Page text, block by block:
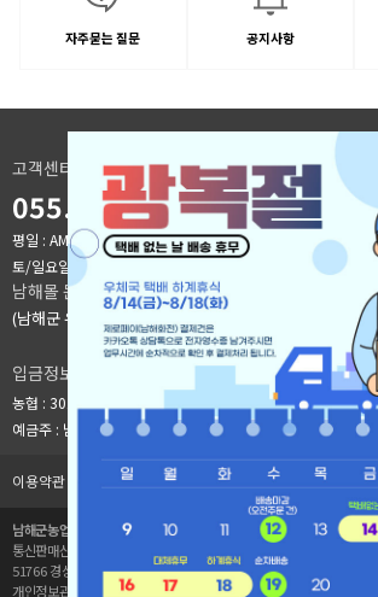
자주묻는 질문 공지사항
고객센터
055.241.9176
평일 : AM 9시 ~ PM 6시[점심시간]오전:12:00 ~ 오후:13:00
토/일요일, 공휴일 휴무(카카오 채널톡으로 문의 바랍니다)
남해몰 문의
(남해군 유통지원과) : 055-860-3912
입금정보
농협 : 301-0273-1080-21
예금주 : 남해군농업기술센터
이용약관 개인정보취급방침 공급사 로그인 1:1문의
남해군농업기술센터
사업자등록번호 : 614-83-00777
통신판매신고번호 : 제2020-경남남해-083호
51766 경상남도 남해군 이동면 남해대로 2449
대표자 : 류욱환
개인정보관리자 : 오지훈(leehoo767@korea.kr)